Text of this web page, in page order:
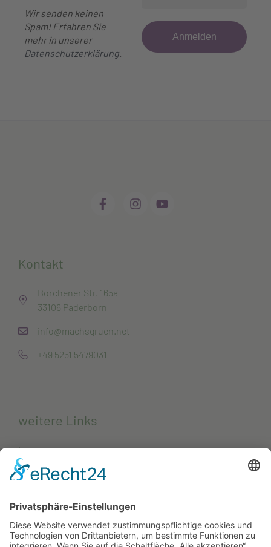
Wir senden keinen
Spam! Erfahren Sie
mehr in unserer
Datenschutzerklärung.
Kontakt
Borchener Str. 165a
33106 Paderborn
info@machsgruen.net
+49 5251 5479031
weitere Links
Impressum
Datenschutzerklärung